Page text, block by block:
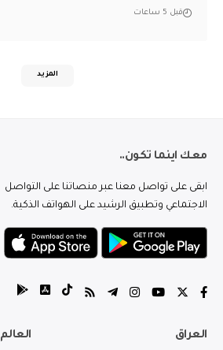
قبل 5 ساعات
المزيد
معك اينما تكون..
ابقى على تواصل معنا عبر منصاتنا على التواصل
الاجتماعي وتطبيق الرشيد على الهواتف الذكية.
العراق العالم